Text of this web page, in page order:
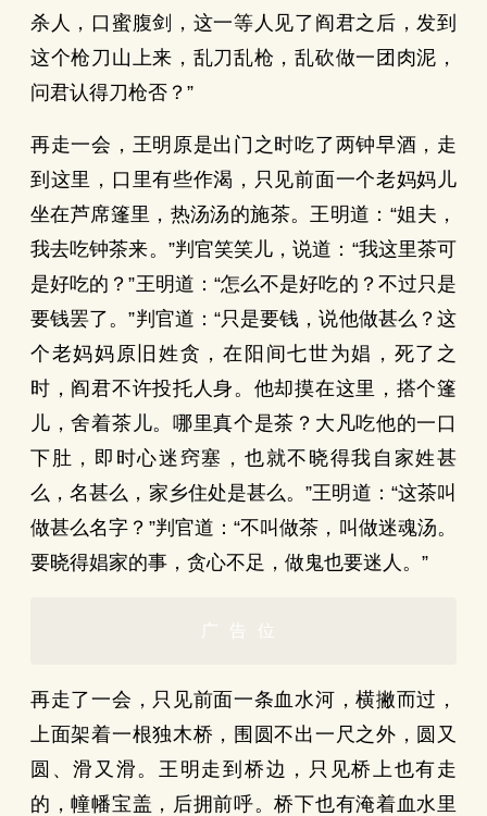
杀人，口蜜腹剑，这一等人见了阎君之后，发到
这个枪刀山上来，乱刀乱枪，乱砍做一团肉泥，
问君认得刀枪否？”
再走一会，王明原是出门之时吃了两钟早酒，走
到这里，口里有些作渴，只见前面一个老妈妈儿
坐在芦席篷里，热汤汤的施茶。王明道：“姐夫，
我去吃钟茶来。”判官笑笑儿，说道：“我这里茶可
是好吃的？”王明道：“怎么不是好吃的？不过只是
要钱罢了。”判官道：“只是要钱，说他做甚么？这
个老妈妈原旧姓贪，在阳间七世为娼，死了之
时，阎君不许投托人身。他却摸在这里，搭个篷
儿，舍着茶儿。哪里真个是茶？大凡吃他的一口
下肚，即时心迷窍塞，也就不晓得我自家姓甚
么，名甚么，家乡住处是甚么。”王明道：“这茶叫
做甚么名字？”判官道：“不叫做茶，叫做迷魂汤。
要晓得娼家的事，贪心不足，做鬼也要迷人。”
广告位
再走了一会，只见前面一条血水河，横撇而过，
上面架着一根独木桥，围圆不出一尺之外，圆又
圆、滑又滑。王明走到桥边，只见桥上也有走
的，幢幡宝盖，后拥前呼。桥下也有淹着血水里